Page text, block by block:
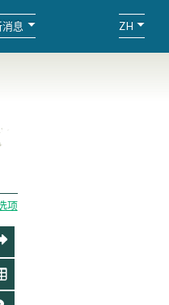
息 ZH
项
分
享
数